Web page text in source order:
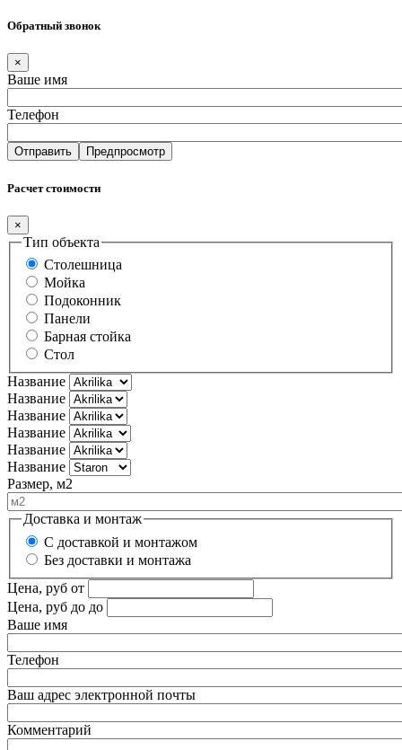
Обратный звонок
×
Ваше имя
Телефон
Расчет стоимости
×
Тип объекта
Столешница
Мойка
Подоконник
Панели
Барная стойка
Стол
Название
Название
Название
Название
Название
Название
Размер, м2
Доставка и монтаж
С доставкой и монтажом
Без доставки и монтажа
Цена, руб от
Цена, руб до до
Ваше имя
Телефон
Ваш адрес электронной почты
Комментарий